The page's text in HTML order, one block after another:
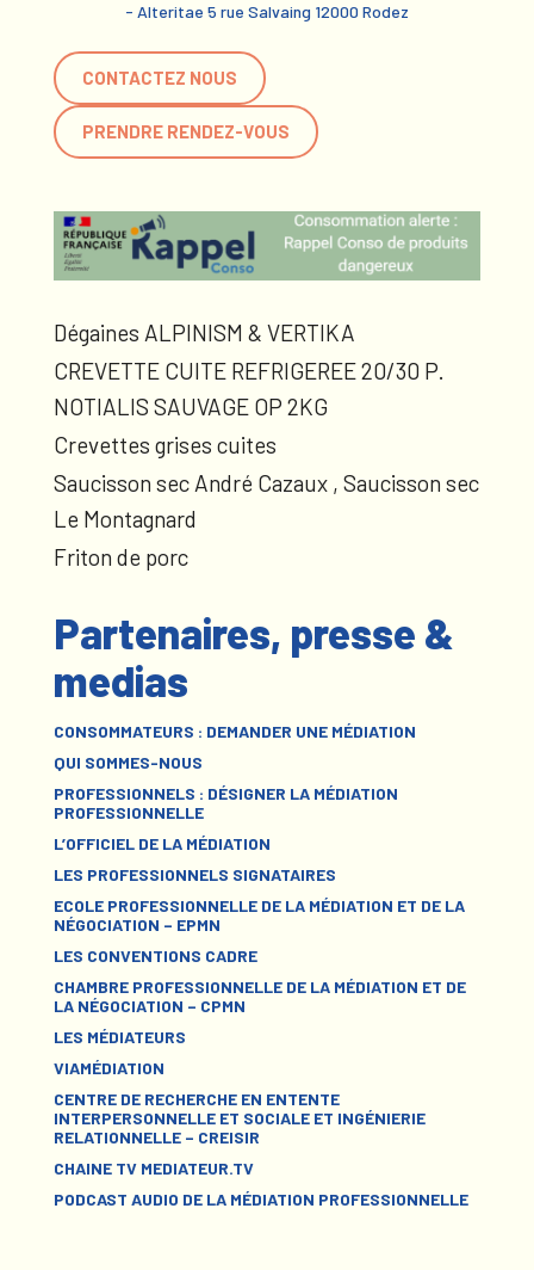
- Alteritae 5 rue Salvaing 12000 Rodez
CONTACTEZ NOUS
PRENDRE RENDEZ-VOUS
Dégaines ALPINISM & VERTIKA
CREVETTE CUITE REFRIGEREE 20/30 P.
NOTIALIS SAUVAGE OP 2KG
Crevettes grises cuites
Saucisson sec André Cazaux , Saucisson sec
Le Montagnard
Friton de porc
Partenaires, presse &
medias
CONSOMMATEURS : DEMANDER UNE MÉDIATION
QUI SOMMES-NOUS
PROFESSIONNELS : DÉSIGNER LA MÉDIATION
PROFESSIONNELLE
L’OFFICIEL DE LA MÉDIATION
LES PROFESSIONNELS SIGNATAIRES
ECOLE PROFESSIONNELLE DE LA MÉDIATION ET DE LA
NÉGOCIATION – EPMN
LES CONVENTIONS CADRE
CHAMBRE PROFESSIONNELLE DE LA MÉDIATION ET DE
LA NÉGOCIATION – CPMN
LES MÉDIATEURS
VIAMÉDIATION
CENTRE DE RECHERCHE EN ENTENTE
INTERPERSONNELLE ET SOCIALE ET INGÉNIERIE
RELATIONNELLE – CREISIR
CHAINE TV MEDIATEUR.TV
PODCAST AUDIO DE LA MÉDIATION PROFESSIONNELLE